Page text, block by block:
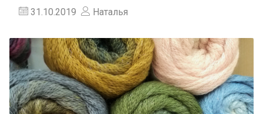
31.10.2019 Наталья